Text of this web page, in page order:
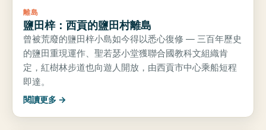
離島
鹽田梓：西貢的鹽田村離島
曾被荒廢的鹽田梓小島如今得以悉心復修 — 三百年歷史
的鹽田重現運作、聖若瑟小堂獲聯合國教科文組織肯
定，紅樹林步道也向遊人開放，由西貢市中心乘船短程
即達。
閱讀更多 →